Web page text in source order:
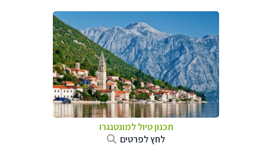
תכנון טיול למונטנגרו
לחץ לפרטים